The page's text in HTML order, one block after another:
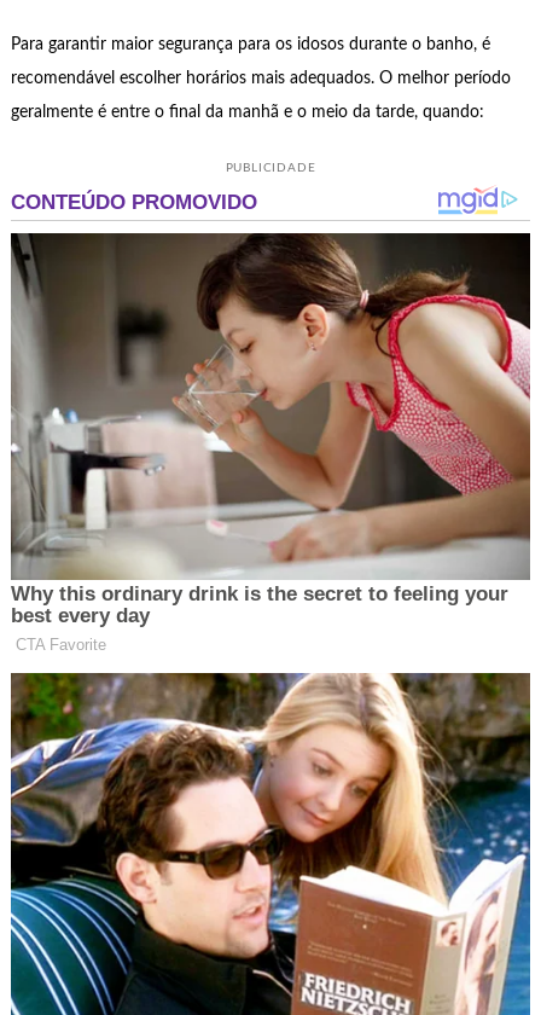
Para garantir maior segurança para os idosos durante o banho, é
recomendável escolher horários mais adequados. O melhor período
geralmente é entre o final da manhã e o meio da tarde, quando:
PUBLICIDADE